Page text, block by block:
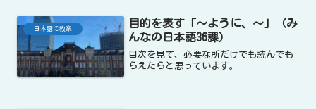
ることを願って・・・...
日本語の教案
目的を表す「〜ように、〜」（み
んなの日本語36課）
目次を見て、必要な所だけでも読んでも
らえたらと思っています。